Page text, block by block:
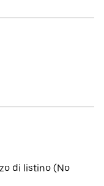
di listino (No